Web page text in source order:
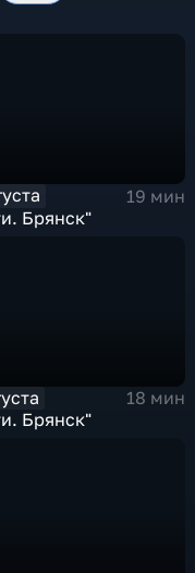
19 мин
Брянск"
18 мин
Брянск"